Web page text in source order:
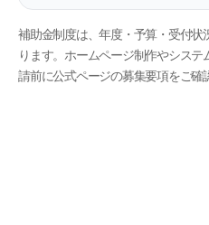
補助金制度は、年度・予算・受付
ります。ホームページ制作やシス
請前に公式ページの募集要項をご確